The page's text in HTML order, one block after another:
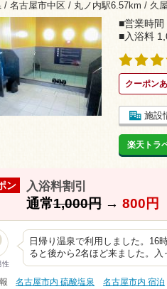
/ 名古屋市中区 / 丸ノ内駅6.57km / 久
■営業時
■入浴料
クーポン
施設
楽天トラ
ン 入浴料割引
通常1,000円→ 800円
性
日帰り温泉で利用しました。16
ると後から2名ほど来ました。
名古屋市内 硫酸塩泉 名古屋市内 宿泊